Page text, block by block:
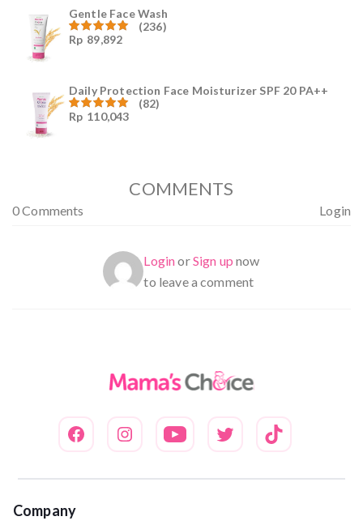
Gentle Face Wash
Dinilai
(236)
Rp 89,892
Daily Protection Face Moisturizer SPF 20 PA++
Dinilai
(82)
Rp 110,043
COMMENTS
0 Comments Login
LoginorSign up now
to leave a comment
Company